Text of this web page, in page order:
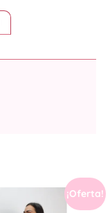
¡Oferta!